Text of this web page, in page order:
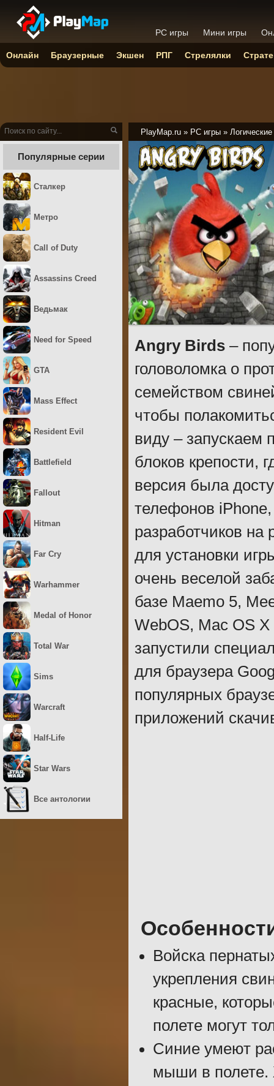
PlayMap.ru » PC игры » Логические
Angry Birds –
головоломка о
семейством
чтобы
виду – запускаем
блоков крепости,
версия была
телефонов
разработчиков
для установки
очень веселой
базе Maemo 5,
WebOS, Mac OS
запустили
для браузера
популярных
приложений
Войска
укрепления
красные,
полете могут
Синие умеют
мыши в полете.
Популярные серии
Сталкер
Метро
Call of Duty
Assassins Creed
Ведьмак
Need for Speed
GTA
Mass Effect
Resident Evil
Battlefield
Fallout
Hitman
Far Cry
Warhammer
Medal of Honor
Total War
Sims
Warcraft
Half-Life
Star Wars
Все антологии
PC игры Мини игры
Онлайн Браузерные Экшен РПГ Стрелялки